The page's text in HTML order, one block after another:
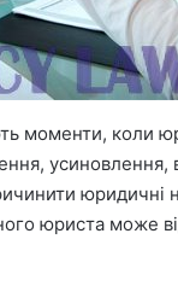
моменти, коли
усиновлення,
юридичні
юриста може